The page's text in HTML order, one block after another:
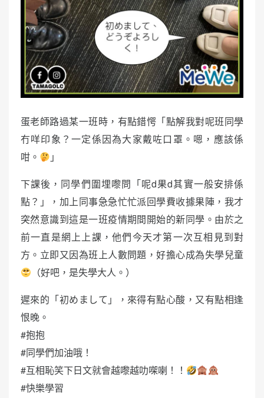
蛋老師路過某一班時，有點錯愕「點解我對呢班同學
冇咩印象？一定係因為大家戴咗口罩。嗯，應該係
咁。
」
下課後，同學們圍埋嚟問「呢d果d其實一般安排係
點？」，加上同事急急忙忙派回學費收據果陣，我才
突然意識到這是一班疫情期間開始的新同學。由於之
前一直是網上上課，他們今天才第一次互相見到對
方。立即又因為班上人數問題，好擔心成為失學兒童
（好吧，是失學大人。）
遲來的「初めまして」，來得有點心酸，又有點相逢
恨晚。
#抱抱
#同學們加油哦！
#互相恥笑下日文就會越嚟越叻㗎喇！！
#快樂學習